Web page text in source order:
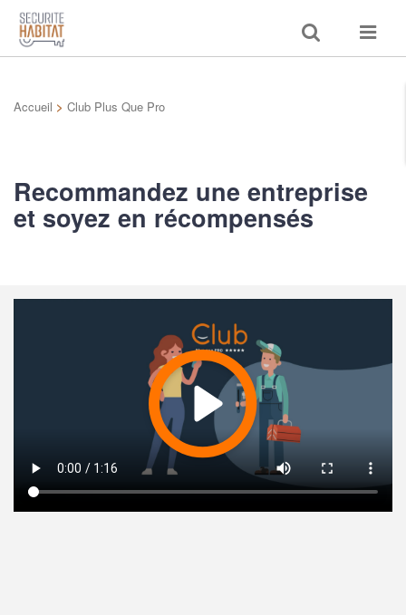
Toggle
search
Toggle
Accueil > Club Plus Que Pro
Recommandez une entreprise
et soyez en récompensés